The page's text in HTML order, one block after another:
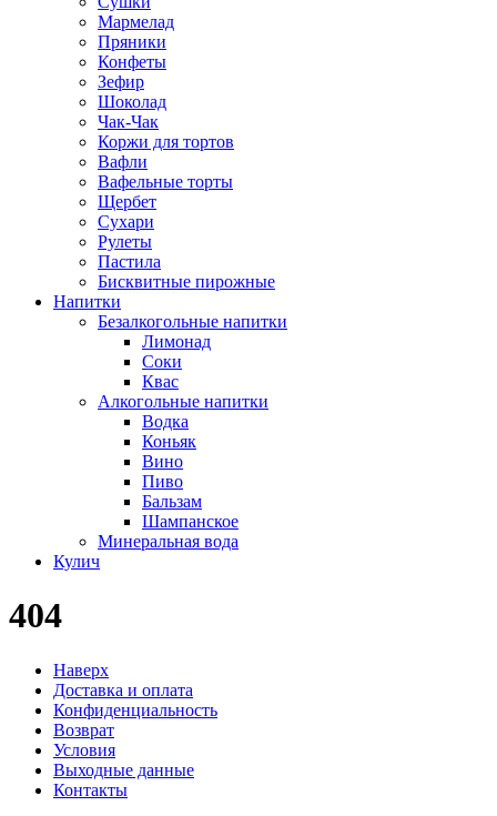
Мармелад
Пряники
Конфеты
Зефир
Шоколад
Чак-Чак
Коржи для тортов
Вафли
Вафельные торты
Щербет
Сухари
Рулеты
Пастила
Бисквитные пирожные
Напитки
Безалкогольные напитки
Лимонад
Соки
Квас
Алкогольные напитки
Водка
Коньяк
Вино
Пиво
Бальзам
Шампанское
Минеральная вода
Кулич
404
Наверх
Доставка и оплата
Конфиденциальность
Возврат
Условия
Выходные данные
Контакты